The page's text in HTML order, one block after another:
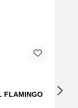
FLAMINGO